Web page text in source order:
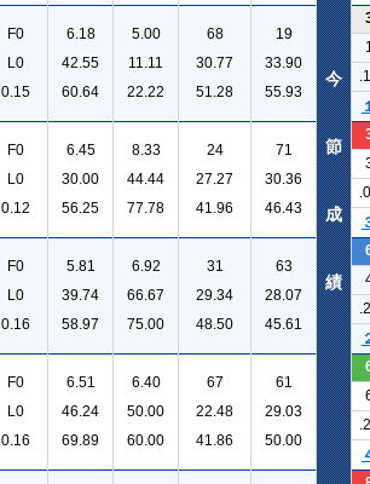
F0
L0
0.15
6.18
42.55
60.64
5.00
11.11
22.22
68
30.77
51.28
19
33.90
55.93
F0
L0
0.12
6.45
30.00
56.25
8.33
44.44
77.78
24
27.27
41.96
71
30.36
46.43
F0
L0
0.16
5.81
39.74
58.97
6.92
66.67
75.00
31
29.34
48.50
63
28.07
45.61
F0
L0
0.16
6.51
46.24
69.89
6.40
50.00
60.00
67
22.48
41.86
61
29.03
50.00
今
節
成
績